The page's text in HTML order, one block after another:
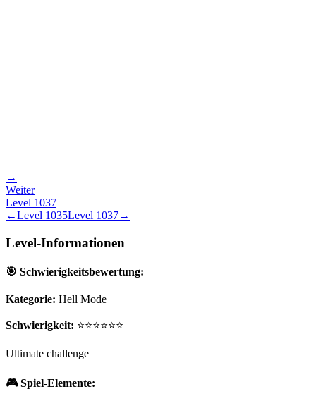
→
Weiter
Level 1037
←Level 1035Level 1037→
Level-Informationen
🎯 Schwierigkeitsbewertung:
Kategorie: Hell Mode
Schwierigkeit: ⭐⭐⭐⭐⭐⭐
Ultimate challenge
🎮 Spiel-Elemente: